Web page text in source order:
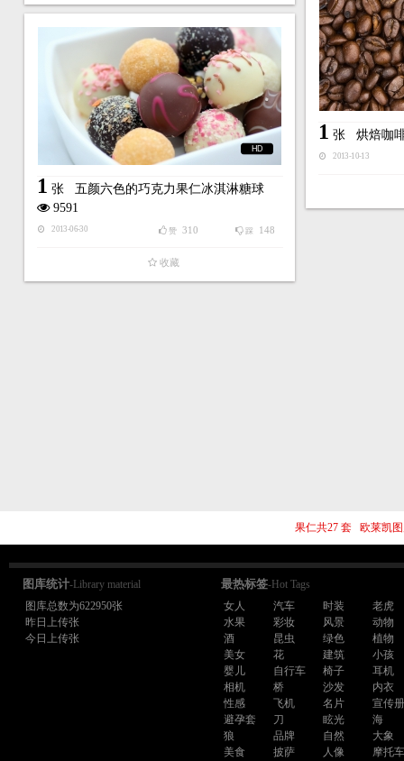
1 张 烘焙咖
2013-10-13
HD
1 张 五颜六色的巧克力果仁冰淇淋糖球
9591
2013-06-30 踩 148
赞 310
收藏
果仁共27 套 欧莱凯
图库统计-Library material
图库总数为622950张
昨日上传张
今日上传张
最热标签-Hot Tags
女人
汽车 时装
老虎
水果
彩妆 风景
动物
酒
昆虫 绿色
植物
美女
花 建筑
小孩
婴儿
自行车 椅子
耳机
相机
桥 沙发
内衣
性感
飞机 名片
宣传册
避孕套
刀 眩光
海
狼
品牌 自然
大象
美食
披萨 人像
摩托车